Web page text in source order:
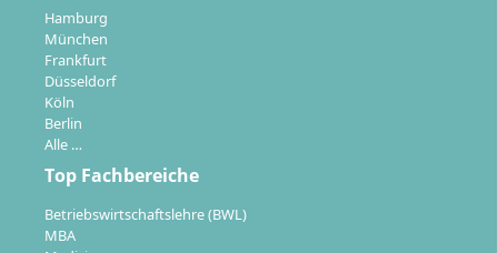
Übungseinheiten und begleitete Praxismodule
eingebettet. Eine intensive Betreuung und der
Austausch mit erfahrenen Musiktherapeutinnen und
Musiktherapeuten sowie Praxispartnern sind
Bestandteil des Studiums.
Hamburg
München
Frankfurt
Düsseldorf
Köln
Berlin
Alle …
Top Fachbereiche
Betriebswirtschaftslehre (BWL)
MBA